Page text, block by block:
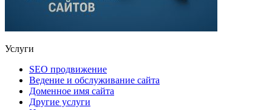
Услуги
SEO продвижение
Ведение и обслуживание сайта
Доменное имя сайта
Другие услуги